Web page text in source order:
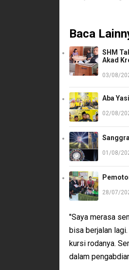
Baca
SHM
Akad
03/08/
Aba
02/08/
01/08/
28/07/
"Saya merasa
bisa berjalan
kursi rodanya.
dalam